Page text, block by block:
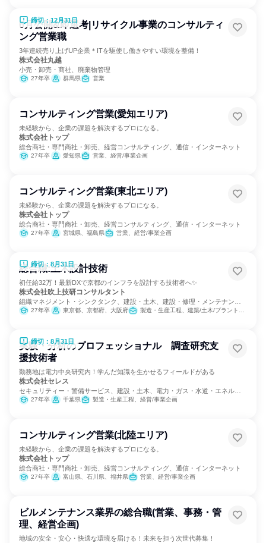
締切：12月31日
6月公開&即選考|リサイクル事業のコンサルティ
ング営業職
3年連続売り上げUP企業＊ITを駆使し働きやすい環境を整備！
株式会社丸越
小売・卸売・商社、廃棄物管理
27年卒 群馬県 営業
コンサルティング営業(愛知エリア)
未経験から、企業の課題を解決するプロになる。
株式会社トップ
総合商社・専門商社・卸売、経営コンサルティング、通信・インターネット
27年卒 愛知県 営業、経営/事業企画
コンサルティング営業(東北エリア)
未経験から、企業の課題を解決するプロになる。
株式会社トップ
総合商社・専門商社・卸売、経営コンサルティング、通信・インターネット
27年卒 宮城県、福島県 営業、経営/事業企画
締切：8月31日
総合職:土木設計技術
初任給32万！最新DXで京都のインフラを設計する技術者へ✨
株式会社吹上技研コンサルタント
組織マネジメント・シンクタンク、建設・土木、建設・修理・メンテナンス
サービス
27年卒 東京都、京都府、大阪府 製造・生産工程、建築/土木/プラント専門職
締切：8月31日
実験・分析のプロフェッショナル 調査研究支
援技術者
勤務地は電力中央研究内！学んだ知識を生かせるフィールドがある
株式会社セレス
セキュリティー・警備サービス、建設・土木、電力・ガス・水道・エネルギ
ー
27年卒 千葉県 製造・生産工程、経営/事業企画
コンサルティング営業(北陸エリア)
未経験から、企業の課題を解決するプロになる。
株式会社トップ
総合商社・専門商社・卸売、経営コンサルティング、通信・インターネット
27年卒 富山県、石川県、福井県 営業、経営/事業企画
ビルメンテナンス業界の総合職(営業、事務・管
理、経営企画)
地域の安全・安心・快適な環境を届ける！未来を担う次世代募集！